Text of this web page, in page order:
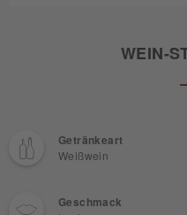
WEIN-
Getränkeart
Weißwein
Geschmack